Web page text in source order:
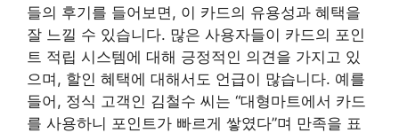
들의 후기를 들어보면, 이 카드의 유용성과 혜택을
잘 느낄 수 있습니다. 많은 사용자들이 카드의 포인
트 적립 시스템에 대해 긍정적인 의견을 가지고 있
으며, 할인 혜택에 대해서도 언급이 많습니다. 예를
들어, 정식 고객인 김철수 씨는 “대형마트에서 카드
를 사용하니 포인트가 빠르게 쌓였다”며 만족을 표